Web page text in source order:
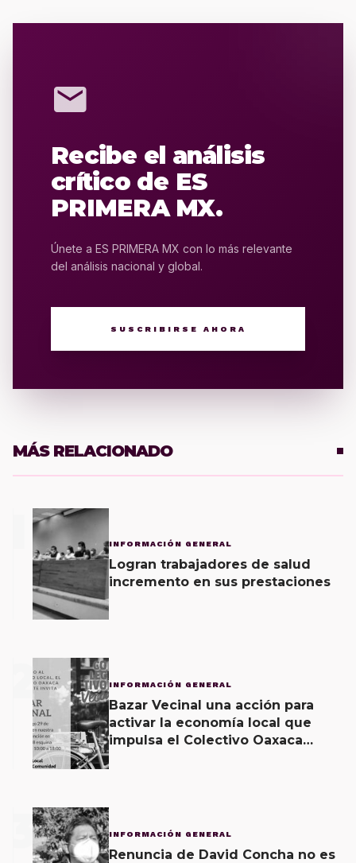
mail
Recibe el análisis
crítico de ES
PRIMERA MX.
Únete a ES PRIMERA MX con lo más relevante
del análisis nacional y global.
SUSCRIBIRSE AHORA
MÁS RELACIONADO
INFORMACIÓN GENERAL
Logran trabajadores de salud
incremento en sus prestaciones
2 INFORMACIÓN GENERAL
Bazar Vecinal una acción para
activar la economía local que
impulsa el Colectivo Oaxaca
3 INFORMACIÓN GENERAL
Renuncia de David Concha no es